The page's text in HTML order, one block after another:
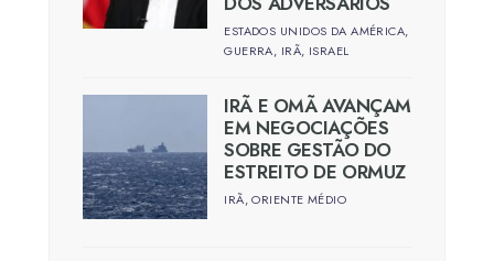
ESTADOS UNIDOS DA AMÉRICA,
GUERRA, IRÃ, ISRAEL
IRÃ E OMÃ AVANÇAM
EM NEGOCIAÇÕES
SOBRE GESTÃO DO
ESTREITO DE ORMUZ
IRÃ,ORIENTE MÉDIO